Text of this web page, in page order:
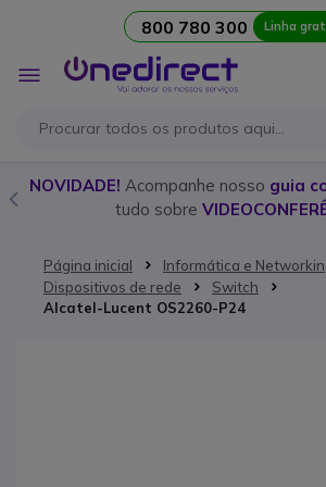
800 780 300 Linha
Alternar
Nav
NOVIDADE! Acompanhe nosso guia
tudo sobre
Página inicial
Informática e
Dispositivos de rede
Switch
Alcatel-Lucent OS2260-P24